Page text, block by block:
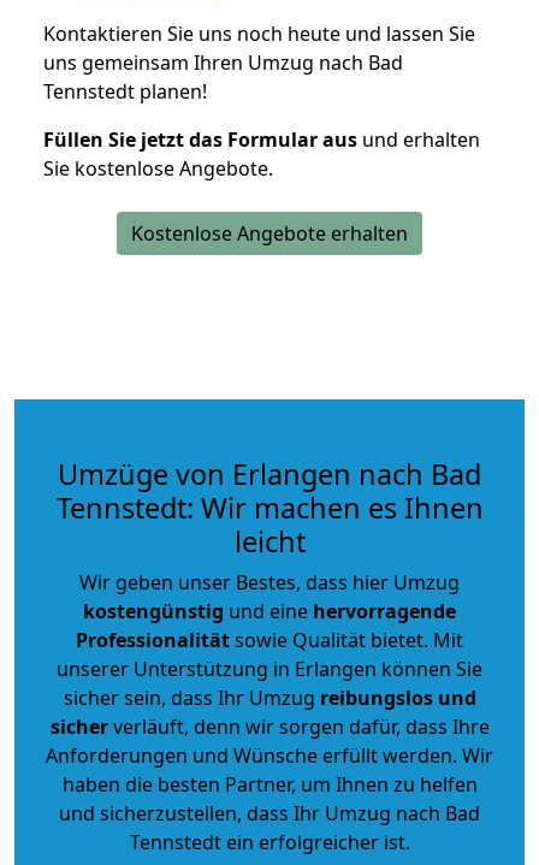
Kontaktieren Sie uns noch heute und lassen Sie
uns gemeinsam Ihren Umzug nach Bad
Tennstedt planen!
Füllen Sie jetzt das Formular aus und erhalten
Sie kostenlose Angebote.
Kostenlose Angebote erhalten
Umzüge von Erlangen nach Bad
Tennstedt: Wir machen es Ihnen
leicht
Wir geben unser Bestes, dass hier Umzug
kostengünstig und eine hervorragende
Professionalitätsowie Qualität bietet. Mit
unserer Unterstützung in Erlangen können Sie
sicher sein, dass Ihr Umzug reibungslos und
sicherverläuft, denn wir sorgen dafür, dass Ihre
Anforderungen und Wünsche erfüllt werden. Wir
haben die besten Partner, um Ihnen zu helfen
und sicherzustellen, dass Ihr Umzug nach Bad
Tennstedt ein erfolgreicher ist.